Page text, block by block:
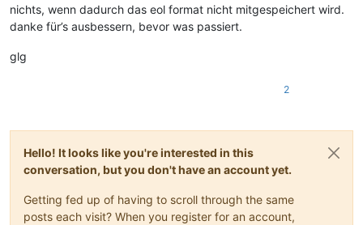
nichts, wenn dadurch das eol format nicht mitgespeichert wird.
danke für’s ausbessern, bevor was passiert.
glg
2
Hello! It looks like you're interested in this
conversation, but you don't have an account yet.
Getting fed up of having to scroll through the same
posts each visit? When you register for an account,